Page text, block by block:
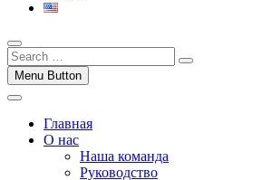
Menu Button
Главная
О нас
Наша команда
Руководство